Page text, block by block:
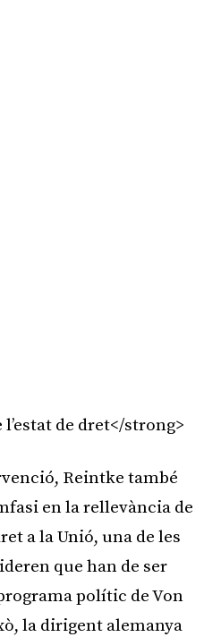
de dret</strong>
Reintke també
en la rellevància de
a la Unió, una de les
que han de ser
polític de Von
la dirigent alemanya